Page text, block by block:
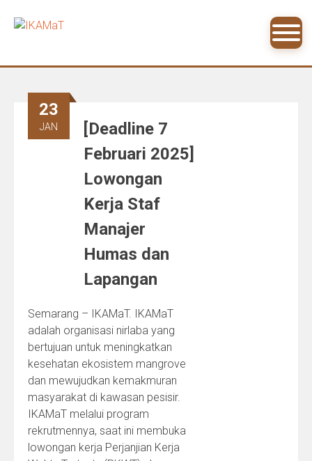
23
JAN
[Deadline 7
Februari 2025]
Lowongan
Kerja Staf
Manajer
Humas dan
Lapangan
Semarang – IKAMaT. IKAMaT
adalah organisasi nirlaba yang
bertujuan untuk meningkatkan
kesehatan ekosistem mangrove
dan mewujudkan kemakmuran
masyarakat di kawasan pesisir.
IKAMaT melalui program
rekrutmennya, saat ini membuka
lowongan kerja Perjanjian Kerja